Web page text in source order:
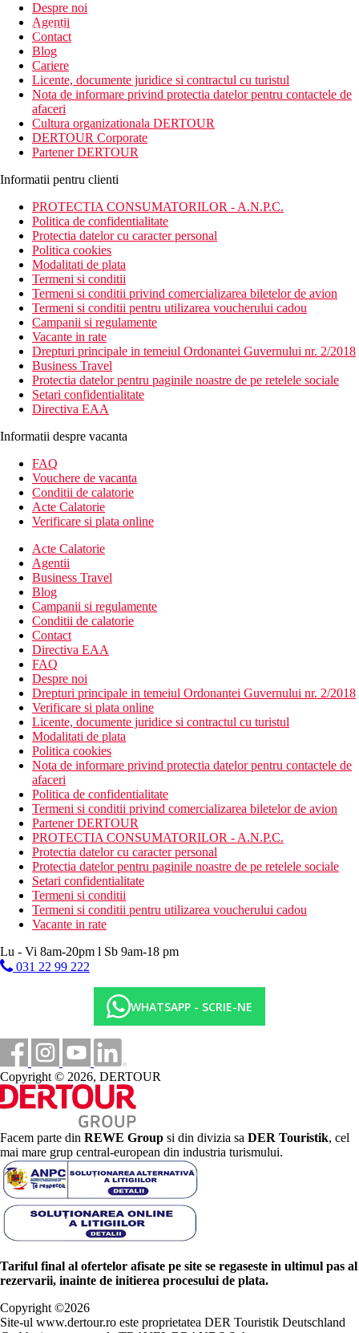
newsletter!
Despre noi
Agentii
Contact
Blog
Cariere
Licente, documente juridice si contractul cu turistul
Nota de informare privind protectia datelor pentru contactele de
afaceri
Cultura organizationala DERTOUR
DERTOUR Corporate
Partener DERTOUR
Informatii pentru clienti
PROTECTIA CONSUMATORILOR - A.N.P.C.
Politica de confidentialitate
Protectia datelor cu caracter personal
Politica cookies
Modalitati de plata
Termeni si conditii
Termeni si conditii privind comercializarea biletelor de avion
Termeni si conditii pentru utilizarea voucherului cadou
Campanii si regulamente
Vacante in rate
Drepturi principale in temeiul Ordonantei Guvernului nr. 2/2018
Business Travel
Protectia datelor pentru paginile noastre de pe retelele sociale
Setari confidentialitate
Directiva EAA
Informatii despre vacanta
FAQ
Vouchere de vacanta
Conditii de calatorie
Acte Calatorie
Verificare si plata online
Acte Calatorie
Agentii
Business Travel
Blog
Campanii si regulamente
Conditii de calatorie
Contact
Directiva EAA
FAQ
Despre noi
Drepturi principale in temeiul Ordonantei Guvernului nr. 2/2018
Verificare si plata online
Licente, documente juridice si contractul cu turistul
Modalitati de plata
Politica cookies
Nota de informare privind protectia datelor pentru contactele de
afaceri
Politica de confidentialitate
Termeni si conditii privind comercializarea biletelor de avion
Partener DERTOUR
PROTECTIA CONSUMATORILOR - A.N.P.C.
Protectia datelor cu caracter personal
Protectia datelor pentru paginile noastre de pe retelele sociale
Setari confidentialitate
Termeni si conditii
Termeni si conditii pentru utilizarea voucherului cadou
Vacante in rate
Lu - Vi 8am-20pm l Sb 9am-18 pm
031 22 99 222
WHATSAPP - SCRIE-NE
Copyright © 2026, DERTOUR
Facem parte din REWE Group si din divizia sa DER Touristik, cel
mai mare grup central-european din industria turismului.
Tariful final al ofertelor afisate pe site se regaseste in ultimul pas al
rezervarii, inainte de initierea procesului de plata.
Copyright ©2026
Site-ul www.dertour.ro este proprietatea DER Touristik Deutschland